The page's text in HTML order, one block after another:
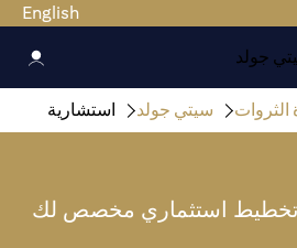
English
الثروات سيتي جولد استشارية
استثماري مخصص لك